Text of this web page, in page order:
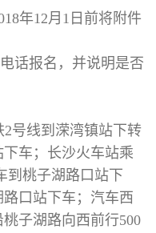
年12月1日前将附件
话报名，并说明是否
号线到溁湾镇站下转
车；长沙火车站乘
到桃子湖路口站下
口站下车；汽车西
子湖路向西前行500